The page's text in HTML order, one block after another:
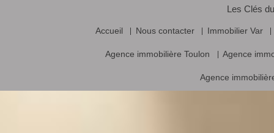
Les Clés
Accueil Nous contacter Immobilier Var
Agence immobilière Toulon Agence
Agence